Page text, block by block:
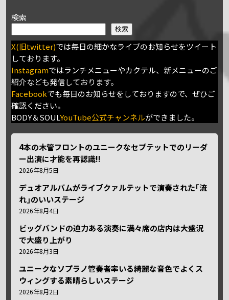
検索
検索
X(旧twitter)では毎日の細かなライブのお知らせをツイート
しております。
Instagramではランチメニューやカクテル、新メニューのご
紹介なども発信しております。
Facebookでも毎日のお知らせをしておりますので、ぜひご
確認ください。
BODY＆SOULYouTube公式チャンネルができました。
4本の木管フロントのユニークなセプテットでのリーダ
ー出演に才能を再認識!!
2026年8月5日
デュオアルバムがライブクァルテットで演奏された｢流
れ｣のいいステージ
2026年8月4日
ビッグバンドの迫力ある演奏に満々席の店内は大盛況
で大盛り上がり
2026年8月3日
ユニークなソプラノ管奏者率いる綺麗な音色でよくス
ウィングする素晴らしいステージ
2026年8月2日